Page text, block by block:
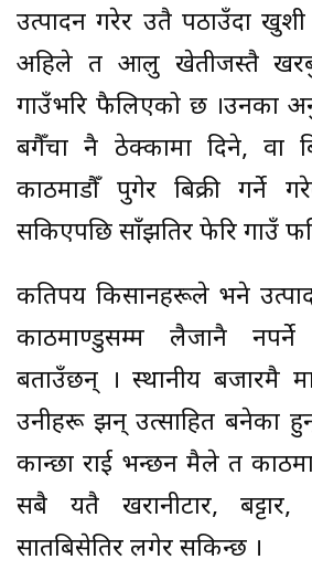
उत्पादन गरेर उतै पठाउँदा
अहिले त आलु खेतीजस्तै
गाउँभरि फैलिएको छ ।उनका
बगैँचा नै ठेक्कामा दिने, वा
काठमाडौँ पुगेर बिक्री गर्ने
सकिएपछि साँझतिर फेरि गाउँ
कतिपय किसानहरूले भने
काठमाण्डुसम्म लैजानै
बताउँछन् । स्थानीय बजारमै
उनीहरू झन् उत्साहित बनेका
कान्छा राई भन्छन मैले त
सबै यतै खरानीटार, बट्टार,
सातबिसेतिर लगेर सकिन्छ ।